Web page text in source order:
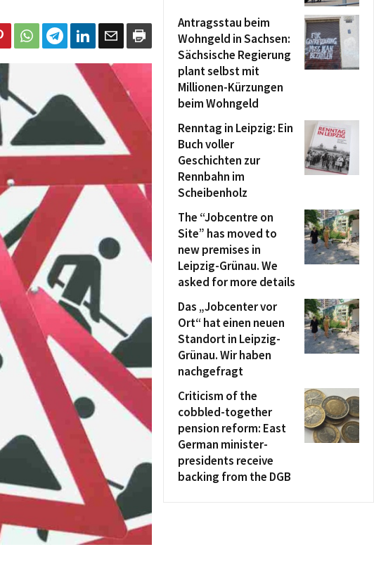
Antragsstau beim
Wohngeld in Sachsen:
Sächsische Regierung
plant selbst mit
Millionen-Kürzungen
beim Wohngeld
Renntag in Leipzig: Ein
Buch voller
Geschichten zur
Rennbahn im
Scheibenholz
The “Jobcentre on
Site” has moved to
new premises in
Leipzig-Grünau. We
asked for more details
Das „Jobcenter vor
Ort“ hat einen neuen
Standort in Leipzig-
Grünau. Wir haben
nachgefragt
Criticism of the
cobbled-together
pension reform: East
German minister-
presidents receive
backing from the DGB